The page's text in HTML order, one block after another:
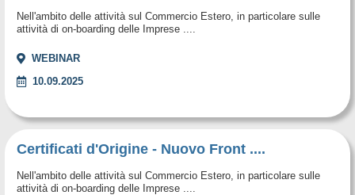
Nell'ambito delle attività sul Commercio Estero, in particolare sulle
attività di on-boarding delle Imprese ....
WEBINAR
10.09.2025
Certificati d'Origine - Nuovo Front ....
Nell'ambito delle attività sul Commercio Estero, in particolare sulle
attività di on-boarding delle Imprese ....